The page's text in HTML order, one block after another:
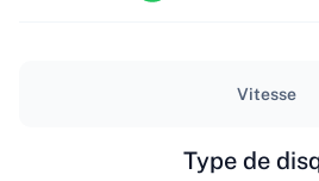
Vitesse
Type de